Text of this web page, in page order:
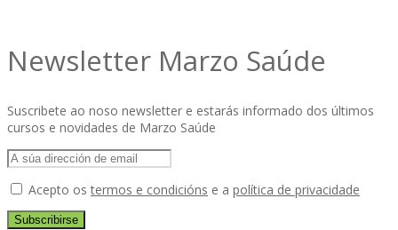
entradas
Newsletter Marzo Saúde
Suscribete ao noso newsletter e estarás informado dos últimos
cursos e novidades de Marzo Saúde
Acepto ostermos e condicións e a política de privacidade